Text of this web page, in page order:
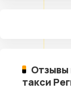
Отзывы
такси